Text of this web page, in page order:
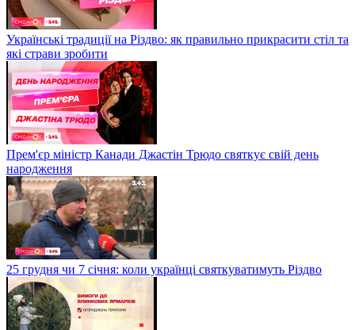
Українські традиції на Різдво: як правильно прикрасити стіл та
які страви зробити
Прем'єр міністр Канади Джастін Трюдо святкує свій день
народження
25 грудня чи 7 січня: коли українці святкуватимуть Різдво